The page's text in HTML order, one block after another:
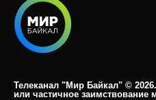
Телеканал "Мир Байкал" ©
или частичное заимствование